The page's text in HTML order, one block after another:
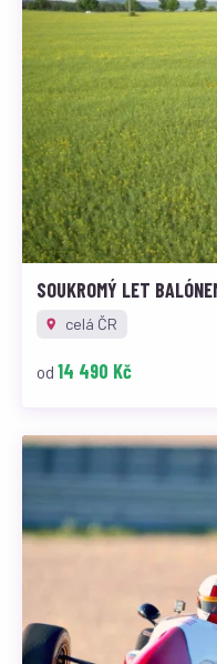
SOUKROMÝ LET
celá ČR
od 14 490 Kč